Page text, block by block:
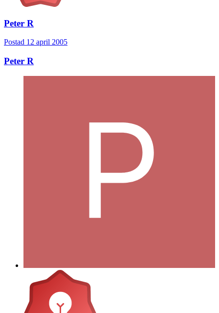
Peter R
Postad 12 april 2005
Peter R